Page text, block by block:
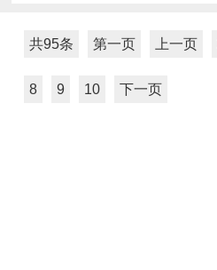
共95条 第一页 上一页
8 9 10 下一页